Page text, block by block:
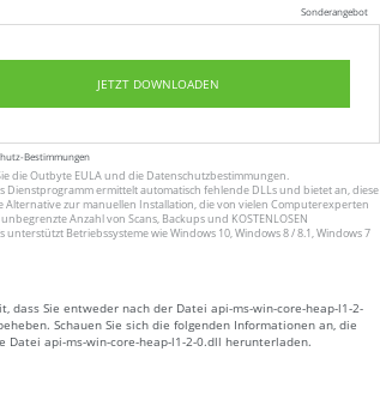
Sonderangebot
JETZT DOWNLOADEN
Bestimmungen
die Outbyte EULAund die Datenschutzbestimmungen.
Dienstprogramm ermittelt automatisch fehlende DLLs und bietet an, diese
zur manuellen Installation, die von vielen Computerexperten
Anzahl von Scans, Backups und KOSTENLOSEN
Betriebssysteme wie Windows 10, Windows 8 / 8.1, Windows 7
dass Sie entweder nach der Datei api-ms-win-core-heap-l1-2-
Schauen Sie sich die folgenden Informationen an, die
Datei api-ms-win-core-heap-l1-2-0.dll herunterladen.